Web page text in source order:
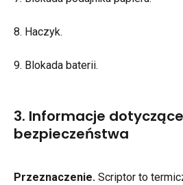
8. Haczyk.
9. Blokada baterii.
3. Informacje dotyczące
bezpieczeństwa
Przeznaczenie. Scriptor to